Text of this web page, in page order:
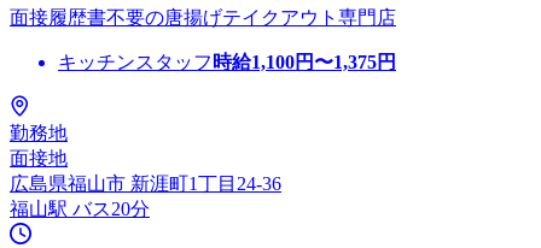
面接履歴書不要の唐揚げテイクアウト専門店
キッチンスタッフ 時給1,100円〜1,375円
勤務地
面接地
広島県福山市 新涯町1丁目24-36
福山駅 バス20分